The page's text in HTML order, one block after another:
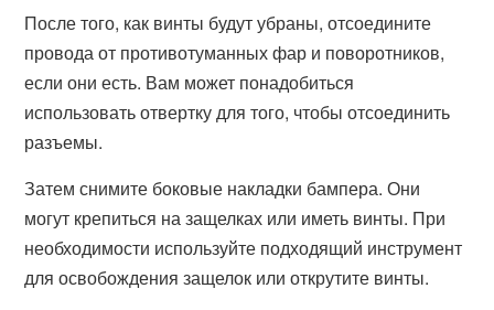
После того, как винты будут убраны, отсоедините
провода от противотуманных фар и поворотников,
если они есть. Вам может понадобиться
использовать отвертку для того, чтобы отсоединить
разъемы.
Затем снимите боковые накладки бампера. Они
могут крепиться на защелках или иметь винты. При
необходимости используйте подходящий инструмент
для освобождения защелок или открутите винты.